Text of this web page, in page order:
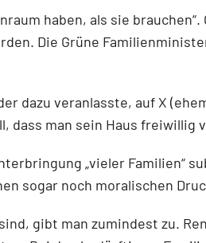
haben, als sie
Die Grüne
dazu veranlasste, auf X
dass man sein Haus freiwillig
„vieler Familien“
sogar noch moralischen
gibt man zumindest zu.